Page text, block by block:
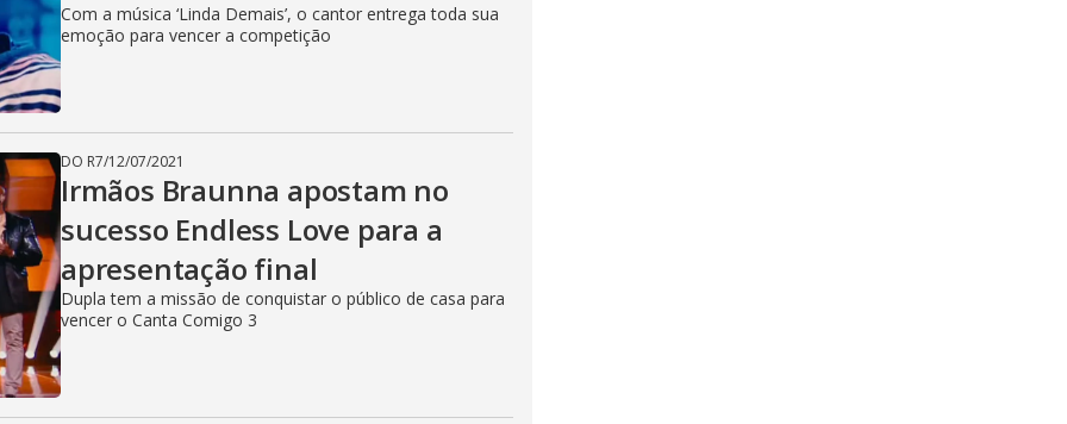
Com a música ‘Linda Demais’, o cantor entrega toda sua
emoção para vencer a competição
DO R7/12/07/2021
Irmãos Braunna apostam no
sucesso Endless Love para a
apresentação final
Dupla tem a missão de conquistar o público de casa para
vencer o Canta Comigo 3